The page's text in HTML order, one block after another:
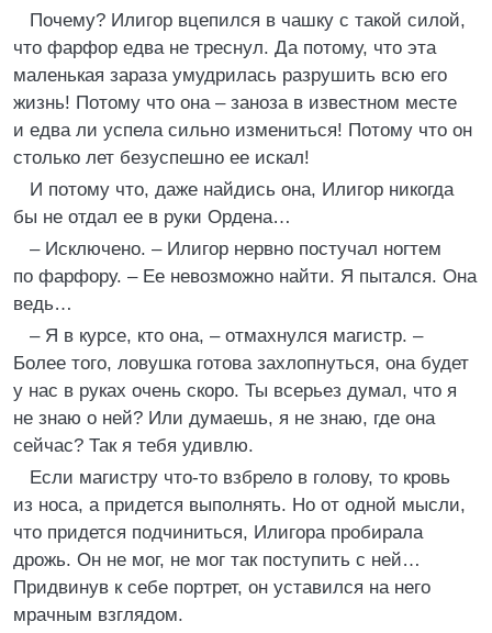
Почему? Илигор вцепился в чашку с такой силой,
что фарфор едва не треснул. Да потому, что эта
маленькая зараза умудрилась разрушить всю его
жизнь! Потому что она – заноза в известном месте
и едва ли успела сильно измениться! Потому что он
столько лет безуспешно ее искал!
И потому что, даже найдись она, Илигор никогда
бы не отдал ее в руки Ордена…
– Исключено. – Илигор нервно постучал ногтем
по фарфору. – Ее невозможно найти. Я пытался. Она
ведь…
– Я в курсе, кто она, – отмахнулся магистр. –
Более того, ловушка готова захлопнуться, она будет
у нас в руках очень скоро. Ты всерьез думал, что я
не знаю о ней? Или думаешь, я не знаю, где она
сейчас? Так я тебя удивлю.
Если магистру что-то взбрело в голову, то кровь
из носа, а придется выполнять. Но от одной мысли,
что придется подчиниться, Илигора пробирала
дрожь. Он не мог, не мог так поступить с ней…
Придвинув к себе портрет, он уставился на него
мрачным взглядом.